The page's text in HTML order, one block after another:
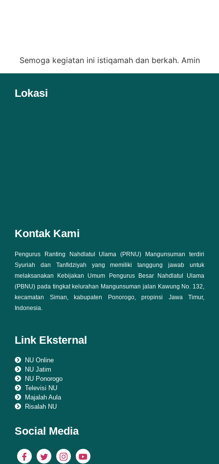
Semoga kegiatan ini istiqamah dan berkah. Amin
Lokasi
Kontak Kami
Pengurus Ranting Nahdlatul Ulama (PRNU) Mangunsuman terdiri
Syuriah dan Tanfidziyah yang memiliki tanggung jawab untuk
melaksanakan Kebijakan Umum Pengurus Besar Nahdlatul Ulama
(PBNU) pada tingkat kelurahan Mangunsuman jalan Kawung No. 132,
kecamatan Siman, kabupaten Ponorogo, propinsi Jawa Timur,
Indonesia.
Link Eksternal
NU Online
NU Jatim
NU Ponorogo
Televisi NU
Majalah Aula
Risalah NU
Social Media